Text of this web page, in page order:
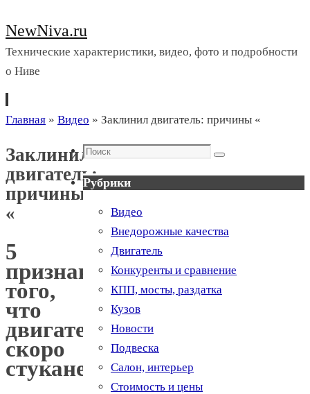
NewNiva.ru
Технические характеристики, видео, фото и подробности
о Ниве
Перейти
содержимому
Главная » Видео » Заклинил двигатель: причины «
Заклинил
двигатель:
причины
«
5
признаков
того,
что
двигатель
скоро
стуканет:
Поиск
Поиск
Рубрики
Видео
Внедорожные качества
Двигатель
Конкуренты и сравнение
КПП, мосты, раздатка
Кузов
Новости
Подвеска
Салон, интерьер
Стоимость и цены